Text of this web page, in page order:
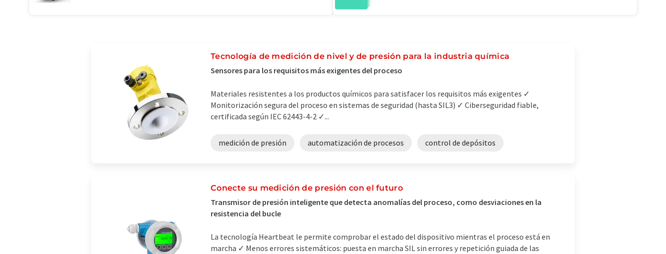
Tecnología de medición de nivel y de presión para la industria química
Sensores para los requisitos más exigentes del proceso
Materiales resistentes a los productos químicos para satisfacer los requisitos más exigentes ✓
Monitorización segura del proceso en sistemas de seguridad (hasta SIL3) ✓ Ciberseguridad fiable,
certificada según IEC 62443-4-2 ✓...
medición de presión automatización de procesos control de depósitos
Conecte su medición de presión con el futuro
Transmisor de presión inteligente que detecta anomalías del proceso, como desviaciones en la
resistencia del bucle
La tecnología Heartbeat le permite comprobar el estado del dispositivo mientras el proceso está en
marcha ✓ Menos errores sistemáticos: puesta en marcha SIL sin errores y repetición guiada de las